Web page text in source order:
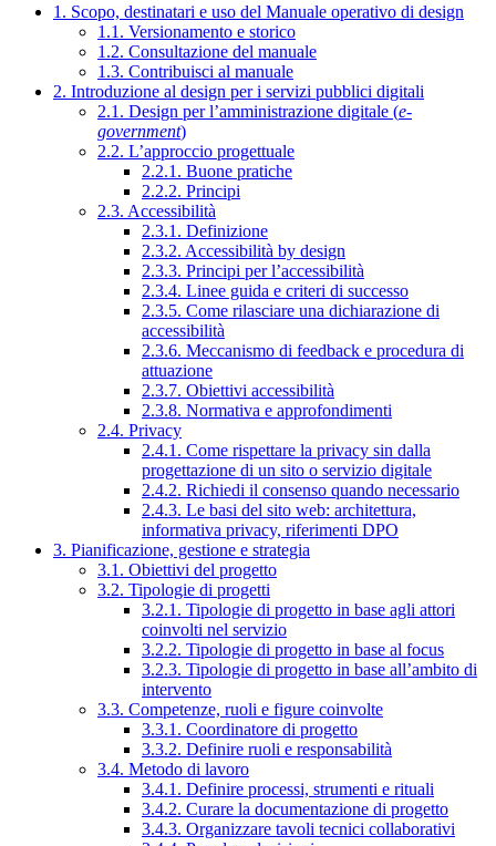
1. Scopo, destinatari e uso del Manuale operativo di design
1.1. Versionamento e storico
1.2. Consultazione del manuale
1.3. Contribuisci al manuale
2. Introduzione al design per i servizi pubblici digitali
2.1. Design per l’amministrazione digitale (e-
government)
2.2. L’approccio progettuale
2.2.1. Buone pratiche
2.2.2. Principi
2.3. Accessibilità
2.3.1. Definizione
2.3.2. Accessibilità by design
2.3.3. Principi per l’accessibilità
2.3.4. Linee guida e criteri di successo
2.3.5. Come rilasciare una dichiarazione di
accessibilità
2.3.6. Meccanismo di feedback e procedura di
attuazione
2.3.7. Obiettivi accessibilità
2.3.8. Normativa e approfondimenti
2.4. Privacy
2.4.1. Come rispettare la privacy sin dalla
progettazione di un sito o servizio digitale
2.4.2. Richiedi il consenso quando necessario
2.4.3. Le basi del sito web: architettura,
informativa privacy, riferimenti DPO
3. Pianificazione, gestione e strategia
3.1. Obiettivi del progetto
3.2. Tipologie di progetti
3.2.1. Tipologie di progetto in base agli attori
coinvolti nel servizio
3.2.2. Tipologie di progetto in base al focus
3.2.3. Tipologie di progetto in base all’ambito di
intervento
3.3. Competenze, ruoli e figure coinvolte
3.3.1. Coordinatore di progetto
3.3.2. Definire ruoli e responsabilità
3.4. Metodo di lavoro
3.4.1. Definire processi, strumenti e rituali
3.4.2. Curare la documentazione di progetto
3.4.3. Organizzare tavoli tecnici collaborativi